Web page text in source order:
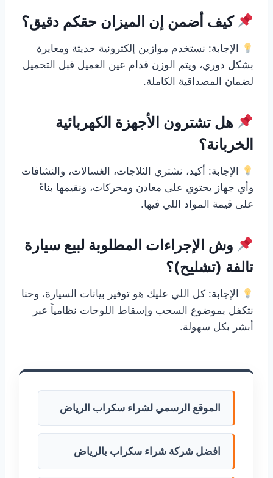
كيف أضمن إن الميزان حقكم دقيق؟
الإجابة: نستخدم موازين إلكترونية حديثة ومعايرة
بشكل دوري، ويتم الوزن قدام عين العميل قبل التحميل
لضمان المصداقية الكاملة.
هل تشترون الأجهزة الكهربائية
الخربانة؟
الإجابة: أكيد، نشتري الثلاجات، الغسالات، والنشافات
وأي جهاز يحتوي على معادن ومحركات، ونقيمها بناءً
على قيمة المواد اللي فيها.
وش الإجراءات المطلوبة لبيع سيارة
تالفة (تشليح)؟
الإجابة: كل اللي عليك هو توفير بيانات السيارة، وحنا
نتكفل بموضوع السحب وإسقاط اللوحات نظامياً عبر
أبشر بكل سهولة.
الموقع الرسمي لشراء سكراب الرياض
افضل شركة شراء سكراب بالرياض